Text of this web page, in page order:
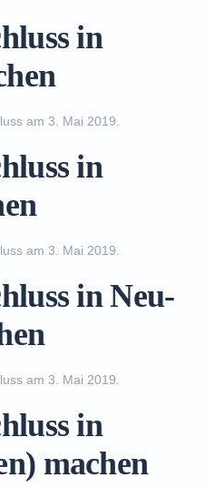
in
am 3. Mai 2019
in
am 3. Mai 2019
in Neu-
am 3. Mai 2019
in
machen